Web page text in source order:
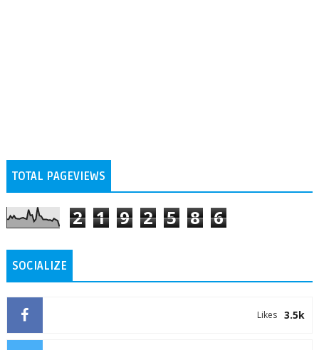
TOTAL PAGEVIEWS
2 1 9 2 5 8 6
SOCIALIZE
3.5k
Likes